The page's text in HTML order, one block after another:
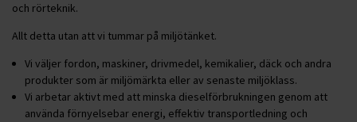
och rörteknik.
Allt detta utan att vi tummar på miljötänket.
Vi väljer fordon, maskiner, drivmedel, kemikalier, däck och andra
produkter som är miljömärkta eller av senaste miljöklass.
Vi arbetar aktivt med att minska dieselförbrukningen genom att
använda förnyelsebar energi, effektiv transportledning och